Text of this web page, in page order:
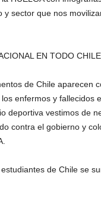
sector que nos
EN TODO CHILE
de Chile aparecen
enfermos y fallecidos
deportiva vestimos de
contra el gobierno y
de Chile se